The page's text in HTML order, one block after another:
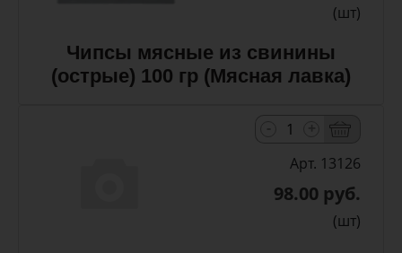
(шт)
Чипсы мясные из свинины
(острые) 100 гр (Мясная лавка)
Арт. 13126
98.00 руб.
(шт)